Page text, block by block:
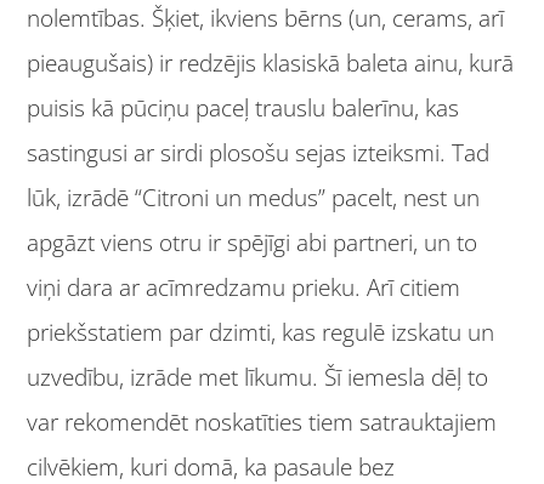
nolemtības. Šķiet, ikviens bērns (un, cerams, arī
pieaugušais) ir redzējis klasiskā baleta ainu, kurā
puisis kā pūciņu paceļ trauslu balerīnu, kas
sastingusi ar sirdi plosošu sejas izteiksmi. Tad
lūk, izrādē “Citroni un medus” pacelt, nest un
apgāzt viens otru ir spējīgi abi partneri, un to
viņi dara ar acīmredzamu prieku. Arī citiem
priekšstatiem par dzimti, kas regulē izskatu un
uzvedību, izrāde met līkumu. Šī iemesla dēļ to
var rekomendēt noskatīties tiem satrauktajiem
cilvēkiem, kuri domā, ka pasaule bez